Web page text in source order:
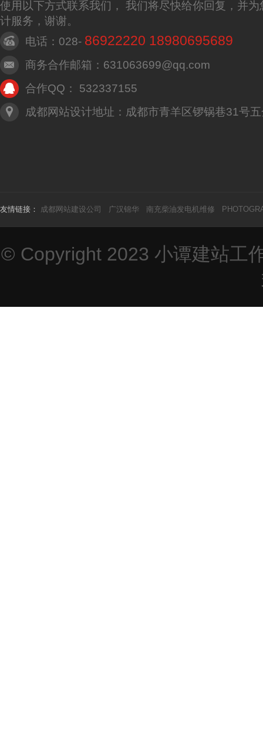
使用以下方式联系我们， 我们将尽快给你回复，并
计服务，谢谢。
电话：028- 86922220 18980695689
商务合作邮箱：631063699@qq.com
合作QQ： 532337155
成都网站设计地址：成都市青羊区锣锅巷31号
友情链接： 成都网站建设公司 广汉锦华 南充柴油发电机维修
© Copyright 2023 小谭建站工